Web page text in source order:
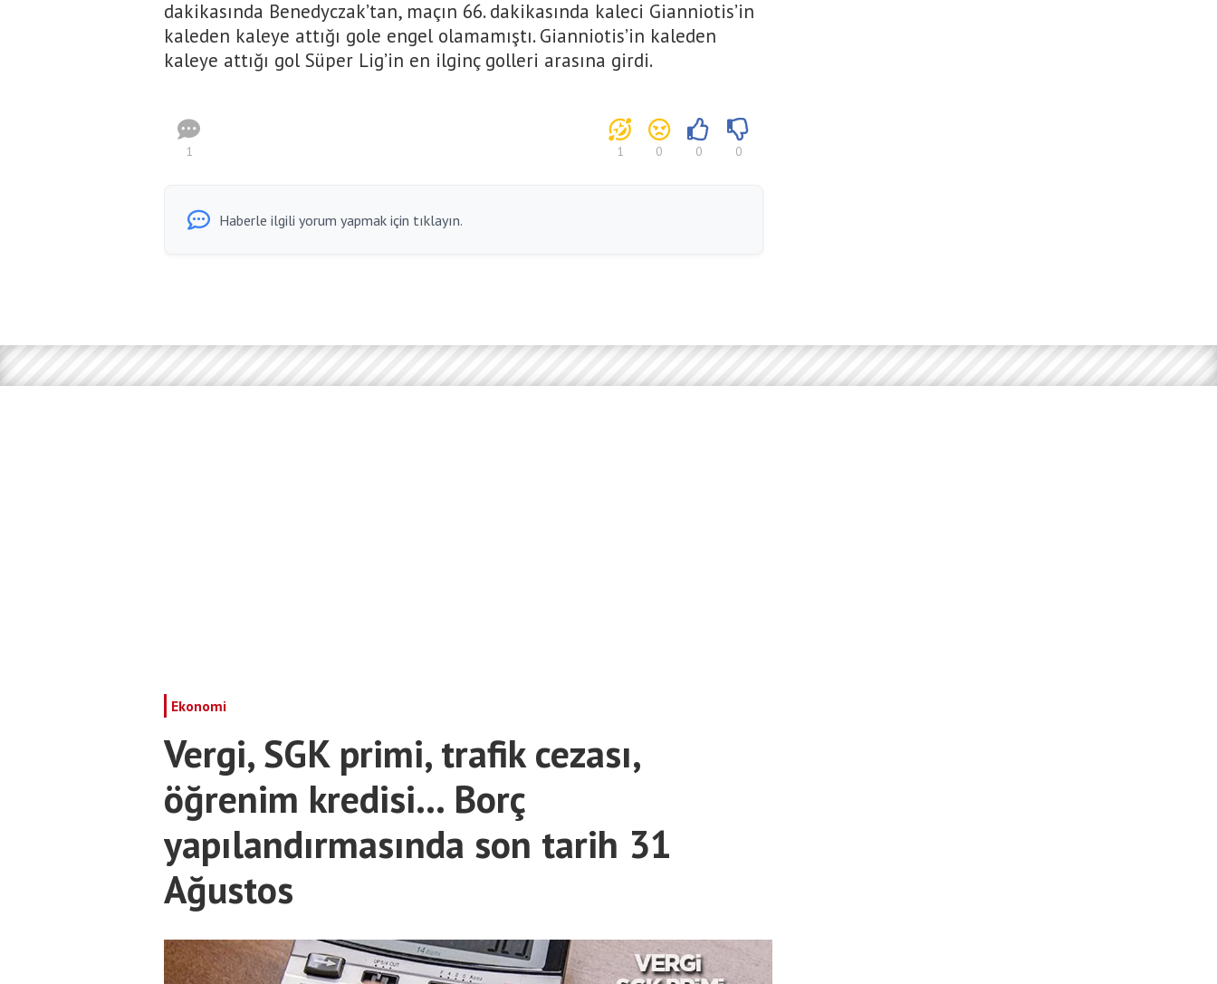
dakikasında Benedyczak’tan, maçın 66. dakikasında kaleci Gianniotis’in
kaleden kaleye attığı gole engel olamamıştı. Gianniotis’in kaleden
kaleye attığı gol Süper Lig’in en ilginç golleri arasına girdi.
1 1 0 0 0
Haberle ilgili yorum yapmak için tıklayın.
Ekonomi
Vergi, SGK primi, trafik cezası,
öğrenim kredisi… Borç
yapılandırmasında son tarih 31
Ağustos